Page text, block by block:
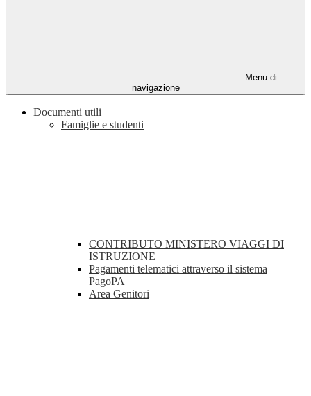
Menu di
navigazione
Documenti utili
Famiglie e studenti
CONTRIBUTO MINISTERO VIAGGI DI
ISTRUZIONE
Pagamenti telematici attraverso il sistema
PagoPA
Area Genitori